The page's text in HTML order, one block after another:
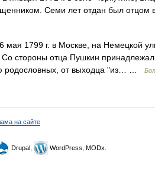
Семи лет отдан был
1799 г. в Москве, на Немецкой
стороны отца Пушкин
родословных, от выходца "из… …
на сайте
Drupal, WordPress, MODx.